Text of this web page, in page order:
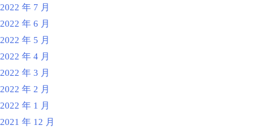
2022 年 7 月
2022 年 6 月
2022 年 5 月
2022 年 4 月
2022 年 3 月
2022 年 2 月
2022 年 1 月
2021 年 12 月